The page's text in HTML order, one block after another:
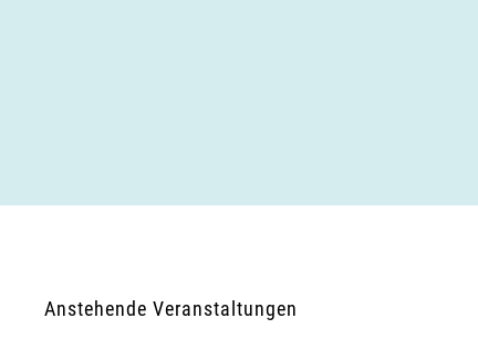
Anstehende Veranstaltungen